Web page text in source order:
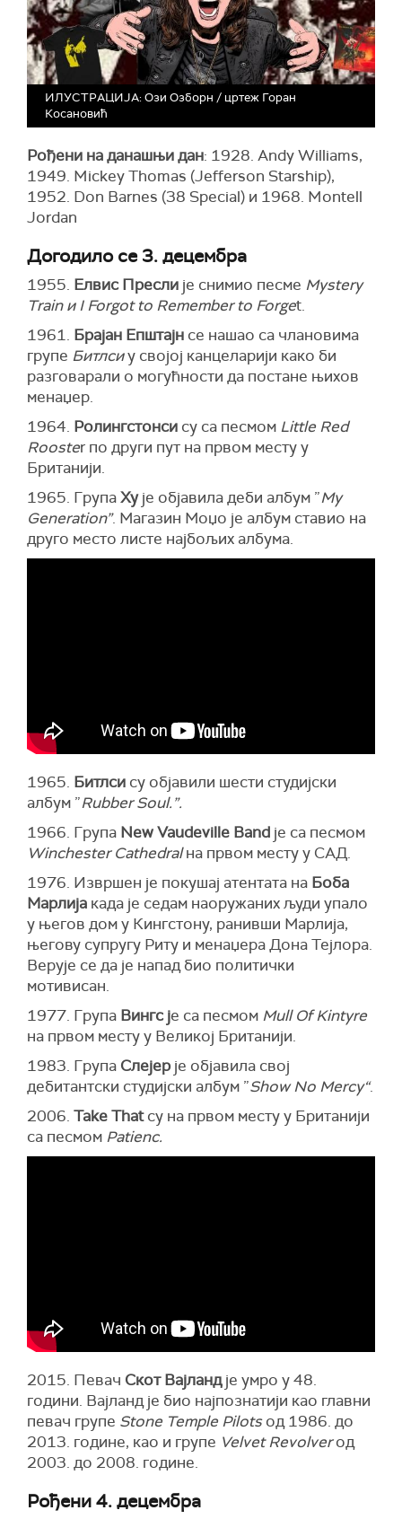
ИЛУСТРАЦИЈА: Ози Озборн / цртеж Горан
Косановић
Рођени на данашњи дан: 1928. Andy Williams,
1949. Mickey Thomas (Jefferson Starship),
1952. Don Barnes (38 Special) и 1968. Montell
Jordan
Догодило се 3. децембра
1955. Елвис Пресли је снимио песме Mystery
Train и I Forgot to Remember to Forget.
1961. Брајан Епштајн се нашао са члановима
групе Битлсиу својој канцеларији како би
разговарали о могућности да постане њихов
менаџер.
1964. Ролингстонси су са песмом Little Red
Rooster по други пут на првом месту у
Британији.
1965. ГрупаХује објавила деби албум ”My
Generation”. Магазин Моџо је албум ставио на
друго место листе најбољих албума.
1965. Битлси су објавили шести студијски
албум ”Rubber Soul.”.
1966. Група New Vaudeville Band је са песмом
Winchester Cathedralна првом месту у САД.
1976. Извршен је покушај атентата на Боба
Марлија када је седам наоружаних људи упало
у његов дом у Кингстону, ранивши Марлија,
његову супругу Риту и менаџера Дона Тејлора.
Верује се да је напад био политички
мотивисан.
1977. Група Вингс је са песмом Mull Of Kintyre
на првом месту у Великој Британији.
1983. Група Слејерје објавила свој
дебитантски студијски албум ”Show No Mercy“.
2006. Take Thatсу на првом месту у Британији
са песмом Patienc.
2015. Певач Скот Вајландје умро у 48.
години. Вајланд је био најпознатији као главни
певач групе Stone Temple Pilotsод 1986. до
2013. године, као и групе Velvet Revolverод
2003. до 2008. године.
Рођени 4. децембра